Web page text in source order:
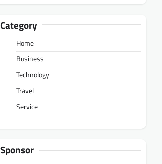
Category
Home
Business
Technology
Travel
Service
Sponsor